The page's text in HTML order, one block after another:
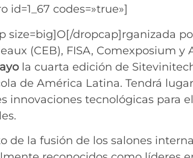
id=1_67 codes=»true»]
size=big]O[/dropcap]rganizada
(CEB), FISA, Comexposium
la cuarta edición de
de América Latina. Tendrá
innovaciones tecnológicas para
de la fusión de los salones